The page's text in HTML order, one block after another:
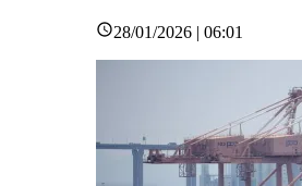
28/01/2026 | 06:01